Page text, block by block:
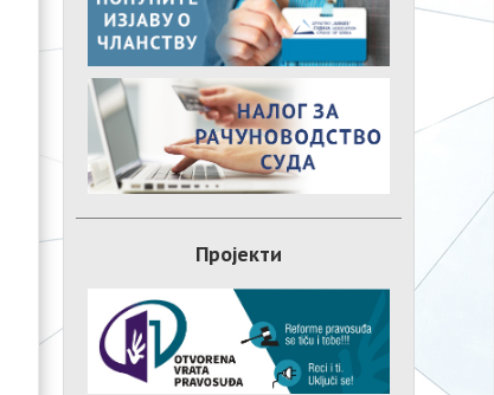
Пројекти